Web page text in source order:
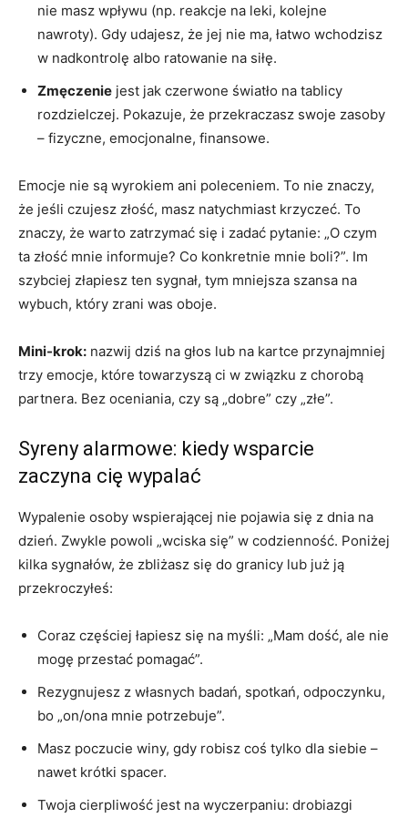
nie masz wpływu (np. reakcje na leki, kolejne
nawroty). Gdy udajesz, że jej nie ma, łatwo wchodzisz
w nadkontrolę albo ratowanie na siłę.
Zmęczenie jest jak czerwone światło na tablicy
rozdzielczej. Pokazuje, że przekraczasz swoje zasoby
– fizyczne, emocjonalne, finansowe.
Emocje nie są wyrokiem ani poleceniem. To nie znaczy,
że jeśli czujesz złość, masz natychmiast krzyczeć. To
znaczy, że warto zatrzymać się i zadać pytanie: „O czym
ta złość mnie informuje? Co konkretnie mnie boli?”. Im
szybciej złapiesz ten sygnał, tym mniejsza szansa na
wybuch, który zrani was oboje.
Mini-krok: nazwij dziś na głos lub na kartce przynajmniej
trzy emocje, które towarzyszą ci w związku z chorobą
partnera. Bez oceniania, czy są „dobre” czy „złe”.
Syreny alarmowe: kiedy wsparcie
zaczyna cię wypalać
Wypalenie osoby wspierającej nie pojawia się z dnia na
dzień. Zwykle powoli „wciska się” w codzienność. Poniżej
kilka sygnałów, że zbliżasz się do granicy lub już ją
przekroczyłeś:
Coraz częściej łapiesz się na myśli: „Mam dość, ale nie
mogę przestać pomagać”.
Rezygnujesz z własnych badań, spotkań, odpoczynku,
bo „on/ona mnie potrzebuje”.
Masz poczucie winy, gdy robisz coś tylko dla siebie –
nawet krótki spacer.
Twoja cierpliwość jest na wyczerpaniu: drobiazgi